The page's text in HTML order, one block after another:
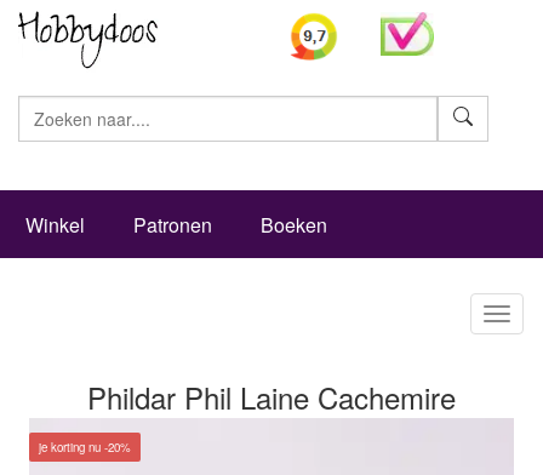
Winkel Patronen Boeken
Phildar Phil Laine Cachemire
je korting nu -20%